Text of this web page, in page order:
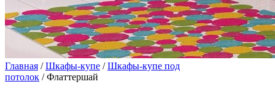
Главная /Шкафы-купе /Шкафы-купе под
потолок / Флаттершай